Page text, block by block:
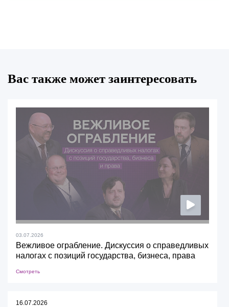
Вас также может заинтересовать
03.07.2026
Вежливое ограбление. Дискуссия о справедливых
налогах с позиций государства, бизнеса, права
Смотреть
16.07.2026